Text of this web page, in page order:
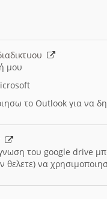
μου
το Outlook για να
του google drive
θελετε) να